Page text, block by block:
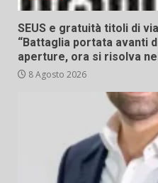
SEUS e gratuità titoli di
“Battaglia portata avanti
aperture, ora si risolva
8 Agosto 2026